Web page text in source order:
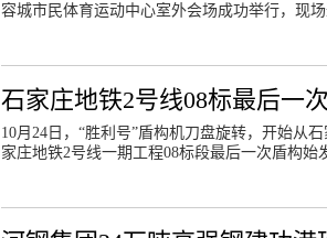
容城市民体育运动中心室外会场成功举行，现场
石家庄地铁2号线08标最后一
10月24日，“胜利号”盾构机刀盘旋转，开始从
家庄地铁2号线一期工程08标段最后一次盾构始